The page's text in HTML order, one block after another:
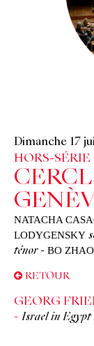
Dimanche 17
HORS-SÉRIE
NATACHA
LODYGENSKY
ténor - BO ZHAO
RETOUR
GEORG
Israel in